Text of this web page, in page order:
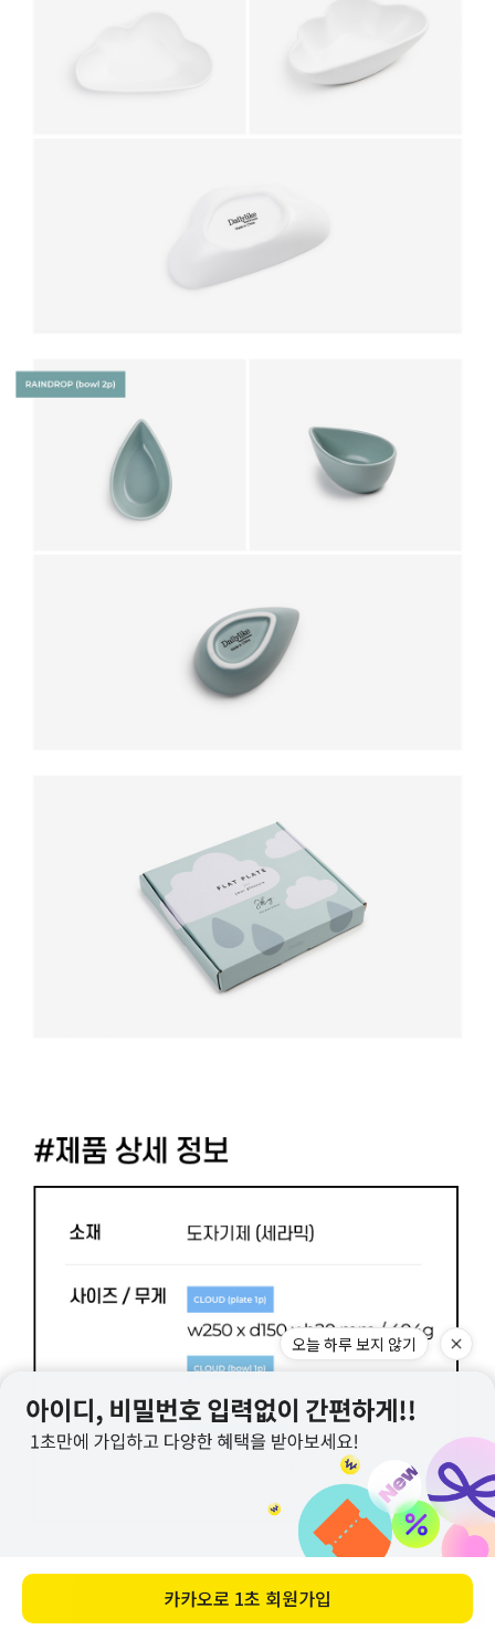
바로 구매하기
오늘 하루 보지 않기
카카오로 1초 회원가입